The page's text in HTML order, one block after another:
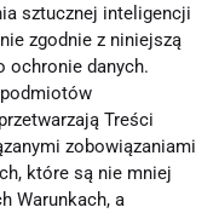
sztucznej inteligencji
zgodnie z niniejszą
ochronie danych.
Treści
zobowiązaniami
które są nie mniej
Warunkach, a